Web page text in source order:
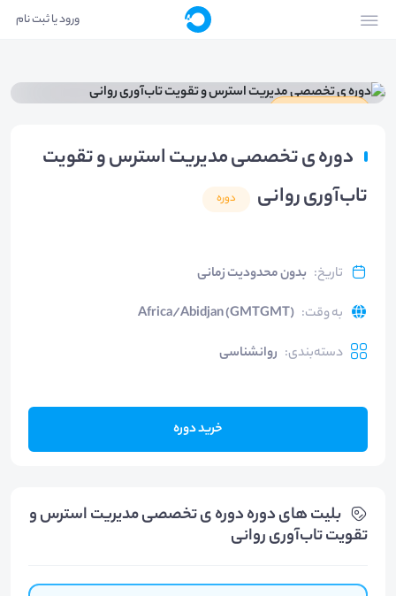
ورود یا ثبت نام
دوره ی تخصصی مدیریت استرس و تقویت
تاب‌آوری روانی
دوره
تاریخ: بدون محدودیت زمانی
به وقت:
Africa/Abidjan (GMTGMT)
دسته‌بندی: روانشناسی
خرید دوره
بلیت های دوره دوره ی تخصصی مدیریت استرس و
تقویت تاب‌آوری روانی